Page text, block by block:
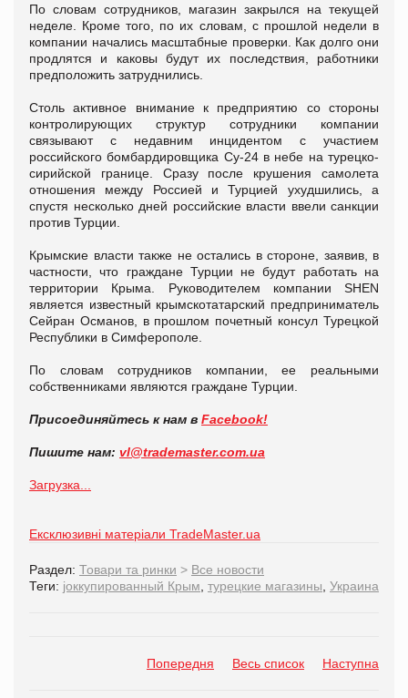
По словам сотрудников, магазин закрылся на текущей
неделе. Кроме того, по их словам, с прошлой недели в
компании начались масштабные проверки. Как долго они
продлятся и каковы будут их последствия, работники
предположить затруднились.
Столь активное внимание к предприятию со стороны
контролирующих структур сотрудники компании
связывают с недавним инцидентом с участием
российского бомбардировщика Су-24 в небе на турецко-
сирийской границе. Сразу после крушения самолета
отношения между Россией и Турцией ухудшились, а
спустя несколько дней российские власти ввели санкции
против Турции.
Крымские власти также не остались в стороне, заявив, в
частности, что граждане Турции не будут работать на
территории Крыма. Руководителем компании SHEN
является известный крымскотатарский предприниматель
Сейран Османов, в прошлом почетный консул Турецкой
Республики в Симферополе.
По словам сотрудников компании, ее реальными
собственниками являются граждане Турции.
Присоединяйтесь к нам в Facebook!
Пишите нам: vl@trademaster.com.ua
Загрузка...
Ексклюзивні матеріали TradeMaster.ua
Раздел: Товари та ринки > Все новости
Теги: jоккупированный Крым турецкие магазины Украина
Попередня Весь список Наступна